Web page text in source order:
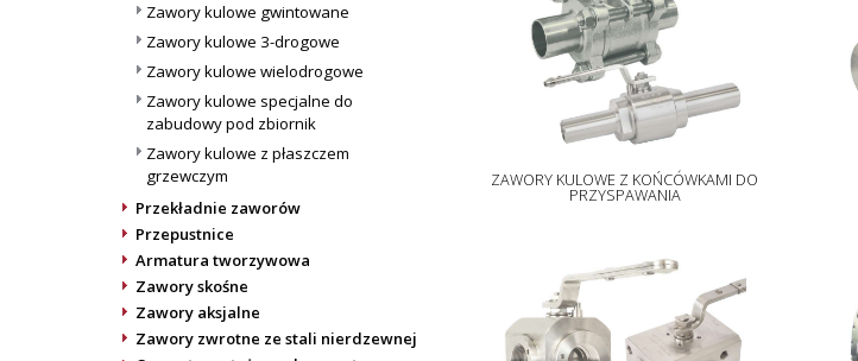
Zawory kulowe gwintowane
Zawory kulowe 3-drogowe
Zawory kulowe wielodrogowe
Zawory kulowe specjalne do
zabudowy pod zbiornik
Zawory kulowe z płaszczem
grzewczym
Przekładnie zaworów
Przepustnice
Armatura tworzywowa
Zawory skośne
Zawory aksjalne
Zawory zwrotne ze stali nierdzewnej
ZAWORY KULOWE Z KOŃCÓWKAMI DO
PRZYSPAWANIA